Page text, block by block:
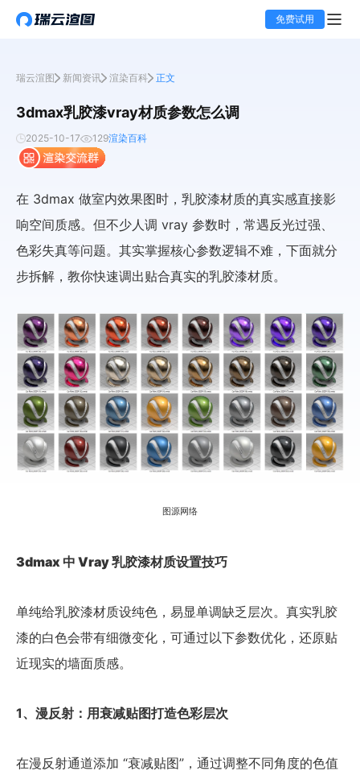
免费试用
瑞云渲图 新闻资讯 渲染百科 正文
3dmax乳胶漆vray材质参数怎么调
2025-10-17 129渲染百科
在 3dmax 做室内效果图时，乳胶漆材质的真实感直接影
响空间质感。但不少人调 vray 参数时，常遇反光过强、
色彩失真等问题。其实掌握核心参数逻辑不难，下面就分
步拆解，教你快速调出贴合真实的乳胶漆材质。
图源网络
3dmax 中 Vray 乳胶漆材质设置技巧
单纯给乳胶漆材质设纯色，易显单调缺乏层次。真实乳胶
漆的白色会带有细微变化，可通过以下参数优化，还原贴
近现实的墙面质感。
1、漫反射：用衰减贴图打造色彩层次
在漫反射通道添加 “衰减贴图”，通过调整不同角度的色值